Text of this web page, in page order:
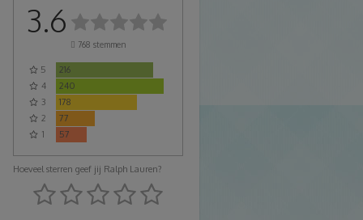
3.6
768 stemmen
5
216
4
240
3
178
2
77
1
57
Hoeveel sterren geef jij Ralph Lauren?